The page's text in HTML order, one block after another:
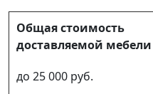
Общая стоимость
доставляемой мебели
до 25 000 руб.